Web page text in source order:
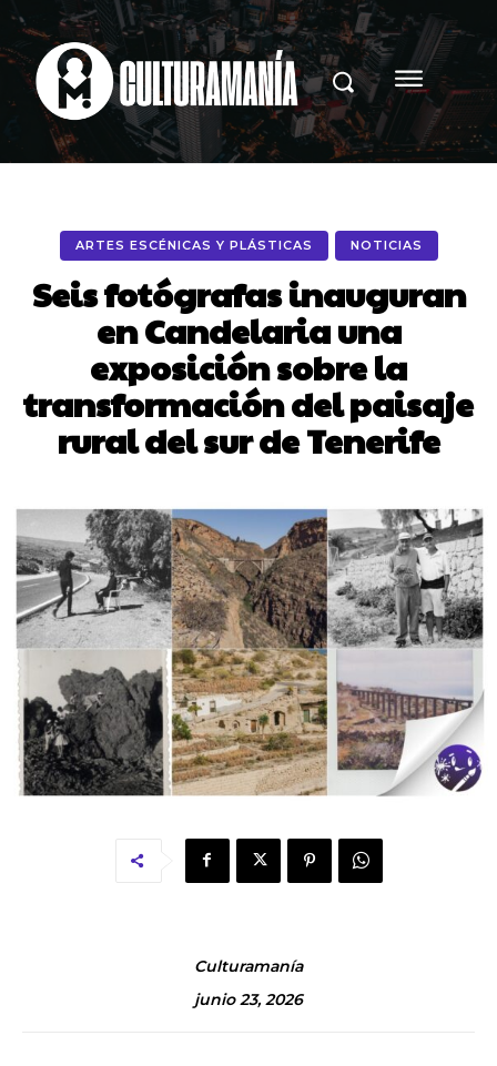
ARTES ESCÉNICAS Y PLÁSTICAS NOTICIAS
Seis fotógrafas inauguran
en Candelaria una
exposición sobre la
transformación del paisaje
rural del sur de Tenerife
Culturamanía
junio 23, 2026